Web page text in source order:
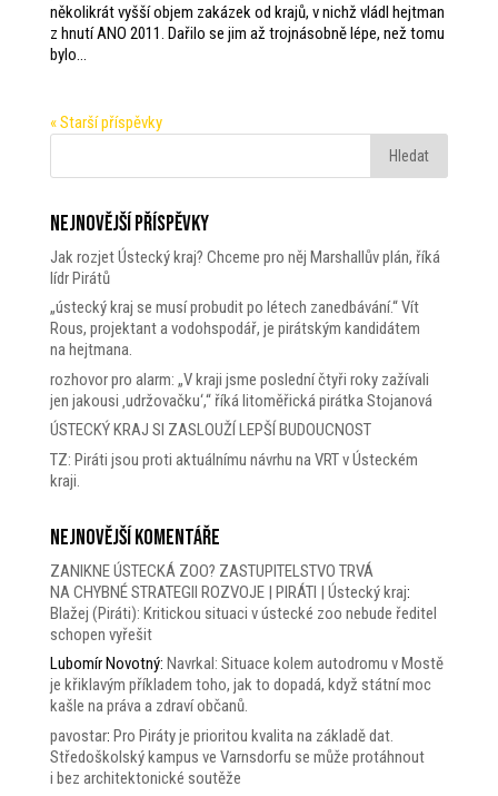
několikrát vyšší objem zakázek od krajů, v nichž vládl hejtman
z hnutí ANO 2011. Dařilo se jim až trojnásobně lépe, než tomu
bylo...
« Starší příspěvky
Nejnovější příspěvky
Jak rozjet Ústecký kraj? Chceme pro něj Marshallův plán, říká
lídr Pirátů
„ústecký kraj se musí probudit po létech zanedbávání.“ Vít
Rous, projektant a vodohspodář, je pirátským kandidátem
na hejtmana.
rozhovor pro alarm: „V kraji jsme poslední čtyři roky zažívali
jen jakousi ‚udržovačku‘,“ říká litoměřická pirátka Stojanová
ÚSTECKÝ KRAJ SI ZASLOUŽÍ LEPŠÍ BUDOUCNOST
TZ: Piráti jsou proti aktuálnímu návrhu na VRT v Ústeckém
kraji.
Nejnovější komentáře
ZANIKNE ÚSTECKÁ ZOO? ZASTUPITELSTVO TRVÁ
NA CHYBNÉ STRATEGII ROZVOJE | PIRÁTI | Ústecký kraj:
Blažej (Piráti): Kritickou situaci v ústecké zoo nebude ředitel
schopen vyřešit
Lubomír Novotný: Navrkal: Situace kolem autodromu v Mostě
je křiklavým příkladem toho, jak to dopadá, když státní moc
kašle na práva a zdraví občanů.
pavostar: Pro Piráty je prioritou kvalita na základě dat.
Středoškolský kampus ve Varnsdorfu se může protáhnout
i bez architektonické soutěže